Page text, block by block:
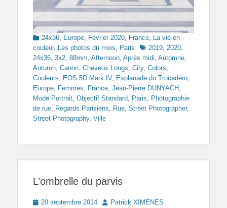
Categories
24x36 Europe Février 2020 France
La vie en
couleur, Les photos du mois Paris Tags2019 2020
24x36 3x2 88mm Afternoon Après midi Automne
Autumn Canon Cheveux Longs City, Colors
Couleurs
EOS 5D Mark IV, Esplanade du Trocadéro
Europe
Femmes France Jean-Pierre DUNYACH
Mode Portrait Objectif Standard Paris
Photographie
de rue
Regards Parisiens Rue Street Photographer,
Street Photography, Ville
L’ombrelle du parvis
Posted
20 septembre 2014 AuthorPatrick XIMENES